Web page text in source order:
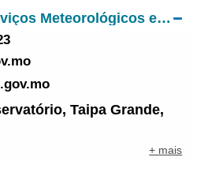
Direcção dos Serviços Meteorológicos e Geofísicos
Taipa Grande,
+ mais